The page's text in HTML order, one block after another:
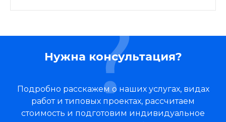
Нужна консультация?
Подробно расскажем о наших услугах, видах
работ и типовых проектах, рассчитаем
стоимость и подготовим индивидуальное